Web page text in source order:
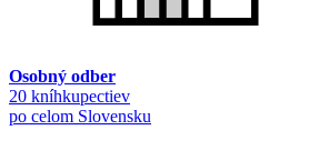
Osobný odber
20 kníhkupectiev
po celom Slovensku